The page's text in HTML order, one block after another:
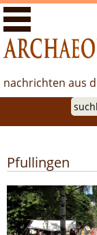
Archäologie.com
Forschung
nachrichten aus
Pfullingen
Zeitreise ins
Event im